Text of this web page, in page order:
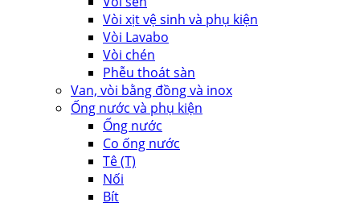
Vòi xịt vệ sinh và phụ kiện
Vòi Lavabo
Vòi chén
Phễu thoát sàn
Van, vòi bằng đồng và inox
Ống nước và phụ kiện
Ống nước
Co ống nước
Tê (T)
Nối
Bít